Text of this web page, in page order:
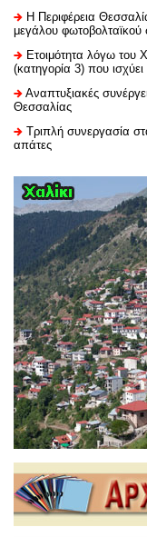
H Περιφέρεια
μεγάλου φωτοβολταϊκού
Ετοιμότητα λόγω του
(κατηγορία 3) που
Αναπτυξιακές
Θεσσαλίας
Τριπλή συνεργασία
απάτες